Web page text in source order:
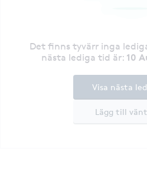
Det finns tyvärr inga
nästa lediga tid är: 10
Lägg till
Visa nästa